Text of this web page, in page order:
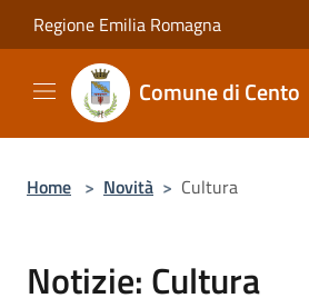
Salta al contenuto principale
Regione Emilia Romagna
Comune di Cento
Home > Novità > Cultura
Notizie: Cultura